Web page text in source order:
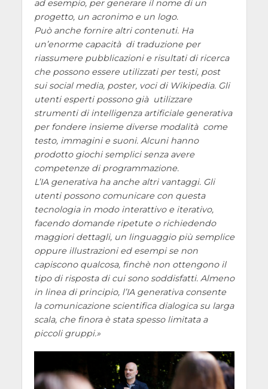
ad esempio, per generare il nome di un
progetto, un acronimo e un logo.
Può anche fornire altri contenuti. Ha
un’enorme capacità di traduzione per
riassumere pubblicazioni e risultati di ricerca
che possono essere utilizzati per testi, post
sui social media, poster, voci di Wikipedia. Gli
utenti esperti possono già utilizzare
strumenti di intelligenza artificiale generativa
per fondere insieme diverse modalità come
testo, immagini e suoni. Alcuni hanno
prodotto giochi semplici senza avere
competenze di programmazione.
L’IA generativa ha anche altri vantaggi. Gli
utenti possono comunicare con questa
tecnologia in modo interattivo e iterativo,
facendo domande ripetute o richiedendo
maggiori dettagli, un linguaggio più semplice
oppure illustrazioni ed esempi se non
capiscono qualcosa, finchè non ottengono il
tipo di risposta di cui sono soddisfatti. Almeno
in linea di principio, l’IA generativa consente
la comunicazione scientifica dialogica su larga
scala, che finora è stata spesso limitata a
piccoli gruppi.